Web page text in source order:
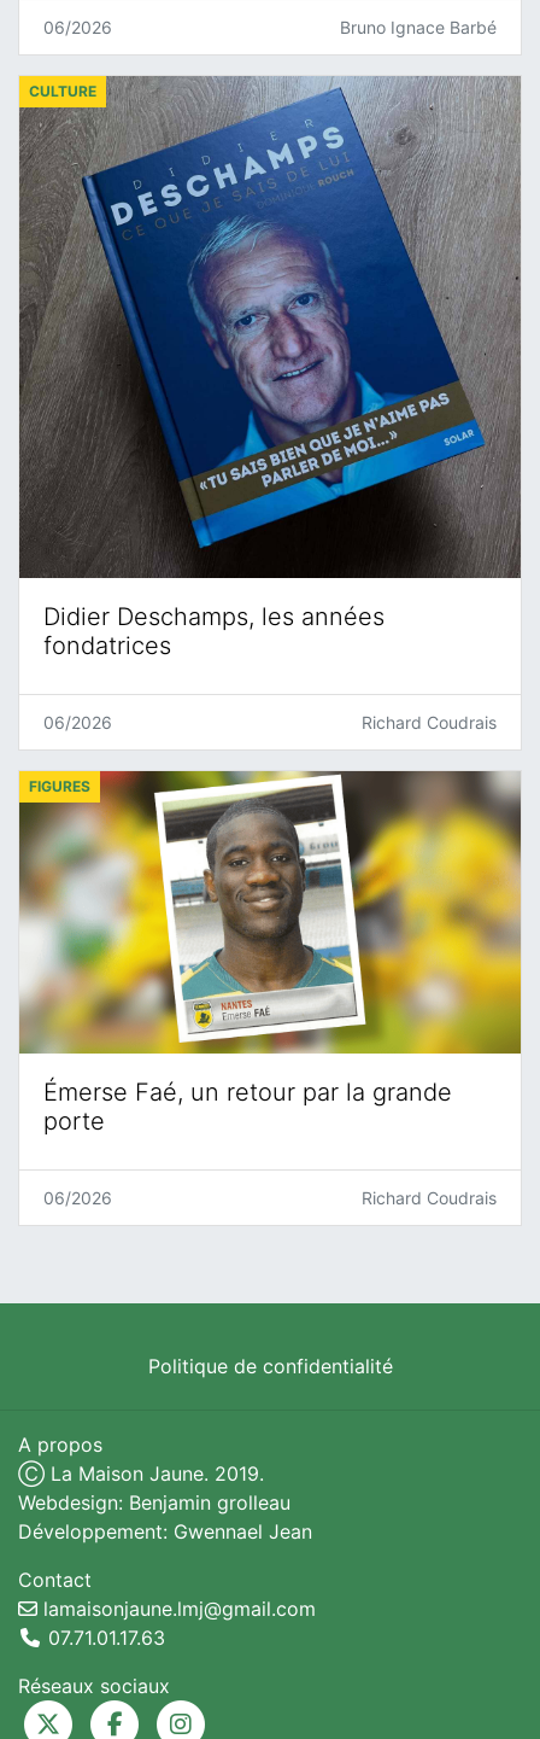
06/2026 Bruno Ignace Barbé
Didier Deschamps, les années
fondatrices
CULTURE
06/2026 Richard Coudrais
Émerse Faé, un retour par la grande
porte
FIGURES
06/2026 Richard Coudrais
Politique de confidentialité
A propos
Ⓒ La Maison Jaune. 2019.
Webdesign: Benjamin grolleau
Développement: Gwennael Jean
Contact
lamaisonjaune.lmj@gmail.com
07.71.01.17.63
Réseaux sociaux